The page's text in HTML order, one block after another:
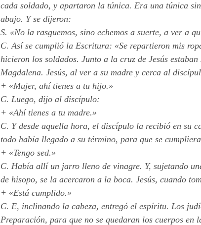
cada soldado, y apartaron la túnica. Era una túnica
abajo. Y se dijeron:
S. «No la rasguemos, sino echemos a suerte, a ver a
C. Así se cumplió la Escritura: «Se repartieron mis
hicieron los soldados. Junto a la cruz de Jesús
Magdalena. Jesús, al ver a su madre y cerca al
+ «Mujer, ahí tienes a tu hijo.»
C. Luego, dijo al discípulo:
+ «Ahí tienes a tu madre.»
C. Y desde aquella hora, el discípulo la recibió en su
todo había llegado a su término, para que se
+ «Tengo sed.»
C. Había allí un jarro lleno de vinagre. Y, sujetando
de hisopo, se la acercaron a la boca. Jesús, cuando
+ «Está cumplido.»
C. E, inclinando la cabeza, entregó el espíritu. Los
Preparación, para que no se quedaran los cuerpos en